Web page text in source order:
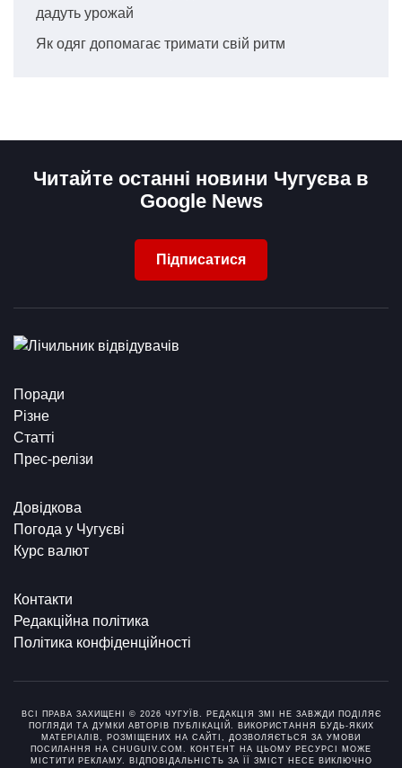
дадуть урожай
Як одяг допомагає тримати свій ритм
Читайте останні новини Чугуєва в
Google News
Підписатися
Поради
Різне
Статті
Прес-релізи
Довідкова
Погода у Чугуєві
Курс валют
Контакти
Редакційна політика
Політика конфіденційності
ВСІ ПРАВА ЗАХИЩЕНІ © 2026 ЧУГУЇВ. РЕДАКЦІЯ ЗМІ НЕ ЗАВЖДИ ПОДІЛЯЄ
ПОГЛЯДИ ТА ДУМКИ АВТОРІВ ПУБЛІКАЦІЙ. ВИКОРИСТАННЯ БУДЬ-ЯКИХ
МАТЕРІАЛІВ, РОЗМІЩЕНИХ НА САЙТІ, ДОЗВОЛЯЄТЬСЯ ЗА УМОВИ
ПОСИЛАННЯ НА CHUGUIV.COM. КОНТЕНТ НА ЦЬОМУ РЕСУРСІ МОЖЕ
МІСТИТИ РЕКЛАМУ. ВІДПОВІДАЛЬНІСТЬ ЗА ЇЇ ЗМІСТ НЕСЕ ВИКЛЮЧНО